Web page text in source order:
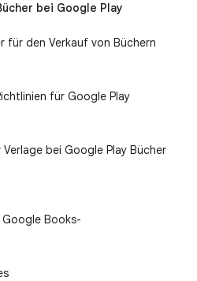
bei Google Play
für den Verkauf von Büchern
für Google Play
bei Google Play Bücher
Books-